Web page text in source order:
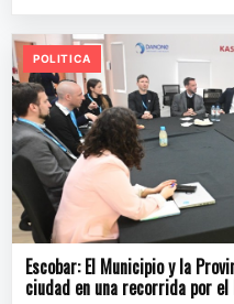
POLITICA
Escobar: El Municipio y la
ciudad en una recorrida por